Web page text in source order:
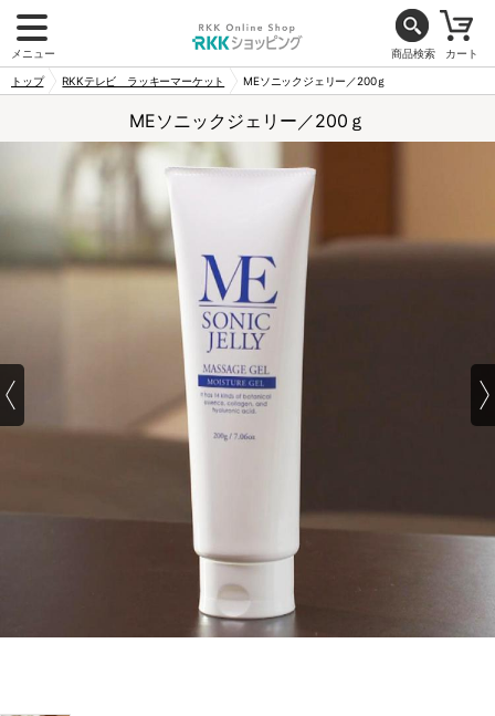
メニュー 商品検索 カート
トップ RKKテレビ ラッキーマーケット MEソニックジェリー／200ｇ
MEソニックジェリー／200ｇ